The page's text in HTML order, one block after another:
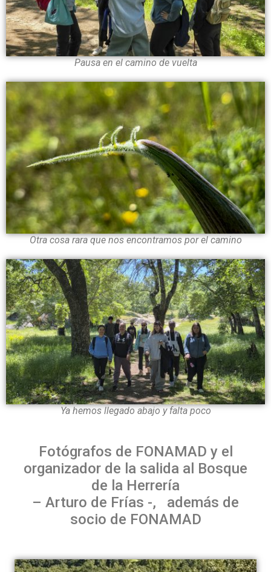
Pausa en el camino de vuelta
Otra cosa rara que nos encontramos por el camino
Ya hemos llegado abajo y falta poco
Fotógrafos de FONAMAD y el
organizador de la salida al Bosque
de la Herrería
– Arturo de Frías -, además de
socio de FONAMAD